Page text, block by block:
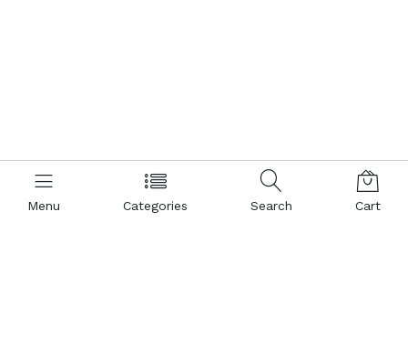
Menu Categories Search Cart